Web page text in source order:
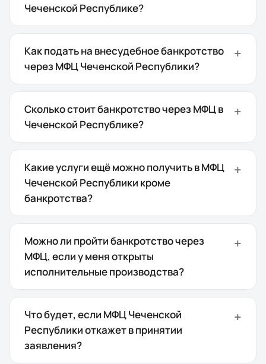
Чеченской Республике?
Как подать на внесудебное банкротство
через МФЦ Чеченской Республики?
Сколько стоит банкротство через МФЦ в
Чеченской Республике?
Какие услуги ещё можно получить в МФЦ
Чеченской Республики кроме
банкротства?
Можно ли пройти банкротство через
МФЦ, если у меня открыты
исполнительные производства?
Что будет, если МФЦ Чеченской
Республики откажет в принятии
заявления?